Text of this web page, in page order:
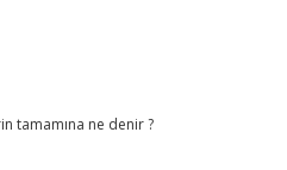
tamamına ne denir ?